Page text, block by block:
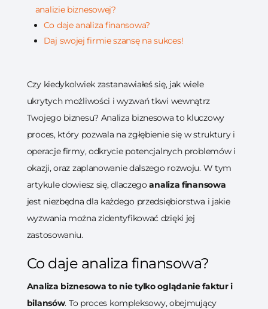
analizie biznesowej?
Co daje analiza finansowa?
Daj swojej firmie szansę na sukces!
Czy kiedykolwiek zastanawiałeś się, jak wiele
ukrytych możliwości i wyzwań tkwi wewnątrz
Twojego biznesu? Analiza biznesowa to kluczowy
proces, który pozwala na zgłębienie się w struktury i
operacje firmy, odkrycie potencjalnych problemów i
okazji, oraz zaplanowanie dalszego rozwoju. W tym
artykule dowiesz się, dlaczegoanaliza finansowa
jest niezbędna dla każdego przedsiębiorstwa i jakie
wyzwania można zidentyfikować dzięki jej
zastosowaniu.
Co daje analiza finansowa?
Analiza biznesowa to nie tylko oglądanie faktur i
bilansów. To proces kompleksowy, obejmujący